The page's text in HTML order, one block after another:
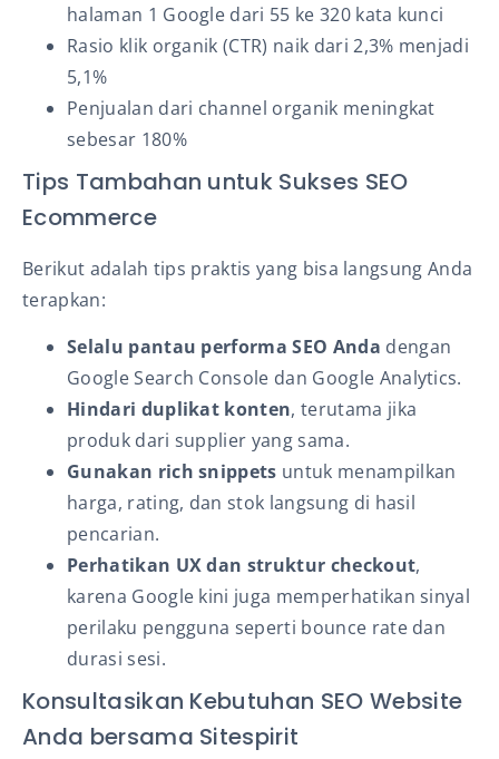
halaman 1 Google dari 55 ke 320 kata kunci
Rasio klik organik (CTR) naik dari 2,3% menjadi
5,1%
Penjualan dari channel organik meningkat
sebesar 180%
Tips Tambahan untuk Sukses SEO
Ecommerce
Berikut adalah tips praktis yang bisa langsung Anda
terapkan:
Selalu pantau performa SEO Anda dengan
Google Search Console dan Google Analytics.
Hindari duplikat konten, terutama jika
produk dari supplier yang sama.
Gunakan rich snippets untuk menampilkan
harga, rating, dan stok langsung di hasil
pencarian.
Perhatikan UX dan struktur checkout,
karena Google kini juga memperhatikan sinyal
perilaku pengguna seperti bounce rate dan
durasi sesi.
Konsultasikan Kebutuhan SEO Website
Anda bersama Sitespirit